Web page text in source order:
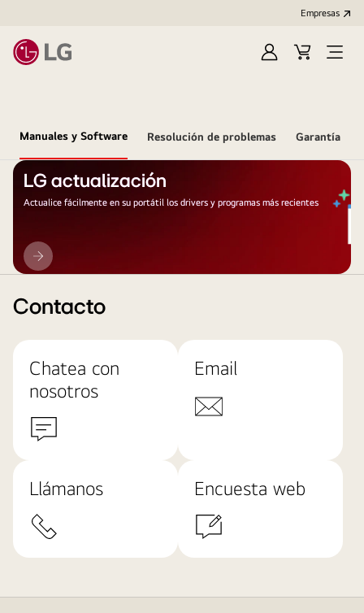
Empresas
IniciarCarritoOpen
Manuales y Software Resolución de problemas Garantía
LG actualización
Actualice fácilmente en su portátil los drivers y programas más recientes
LG
actualización
Contacto
Chatea con
nosotros
Email
Llámanos Encuesta web